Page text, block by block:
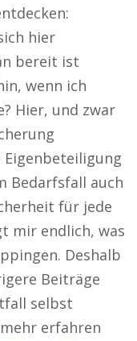
hier
bereit ist
wenn ich
Hier, und zwar
Eigenbeteiligung
Bedarfsfall auch
für jede
mir endlich, was
Deshalb
Beiträge
selbst
erfahren